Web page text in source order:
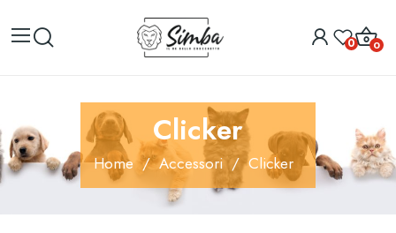
0 0
Clicker
Home Accessori Clicker